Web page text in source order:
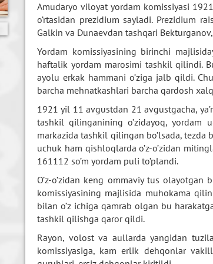
Amudaryo viloyat yordam komissiyasi
o’rtasidan prezidium sayladi. Prezidium
Galkin va Dunaevdan tashqari
Yordam komissiyasining birinchi
haftalik yordam marosimi tashkil qilindi.
ayolu erkak hammani o’ziga jalb qildi.
barcha mehnatkashlari barcha qardosh
1921 yil 11 avgustdan 21 avgustgacha,
tashkil qilinganining o’zidayoq, yordam
markazida tashkil qilingan bo’lsada,
uchuk ham qishloqlarda o’z-o’zidan
161112 so’m yordam puli to’plandi.
O’z-o’zidan keng ommaviy tus
komissiyasining majlisida muhokama
bilan o’z ichiga qamrab olgan bu
tashkil qilishga qaror qildi.
Rayon, volost va aullarda yangidan
komissiyasiga, kam erlik dehqonlar